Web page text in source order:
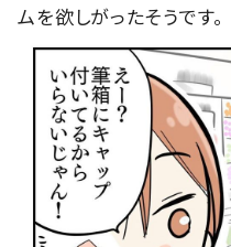
ムを欲しがったそうです。